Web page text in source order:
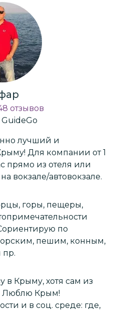
отзывов
лучший и
Для компании от 1
прямо из отеля или
вокзале/автовокзале.
горы, пещеры,
по
пешим, конным,
пр.
Крыму, хотя сам из
Люблю Крым!
и в соц. среде: где,